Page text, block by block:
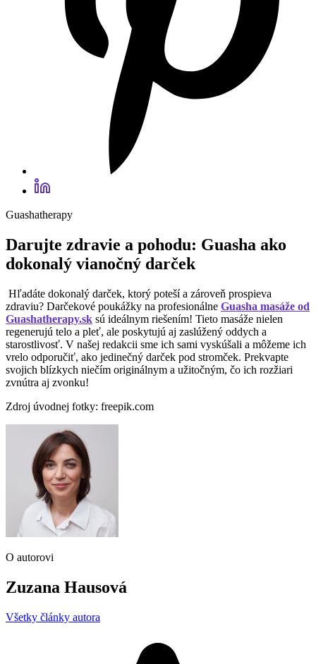
Guashatherapy
Darujte zdravie a pohodu: Guasha ako
dokonalý vianočný darček
Hľadáte dokonalý darček, ktorý poteší a zároveň prospieva
zdraviu? Darčekové poukážky na profesionálne Guasha masáže od
Guashatherapy.sk sú ideálnym riešením! Tieto masáže nielen
regenerujú telo a pleť, ale poskytujú aj zaslúžený oddych a
starostlivosť. V našej redakcii sme ich sami vyskúšali a môžeme ich
vrelo odporučiť, ako jedinečný darček pod stromček. Prekvapte
svojich blízkych niečím originálnym a užitočným, čo ich rozžiari
zvnútra aj zvonku!
Zdroj úvodnej fotky: freepik.com
O autorovi
Zuzana Hausová
Všetky články autora